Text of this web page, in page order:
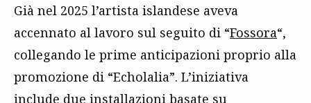
Già nel 2025 l’artista islandese aveva
accennato al lavoro sul seguito di “Fossora“,
collegando le prime anticipazioni proprio alla
promozione di “Echolalia”. L’iniziativa
include due installazioni basate su